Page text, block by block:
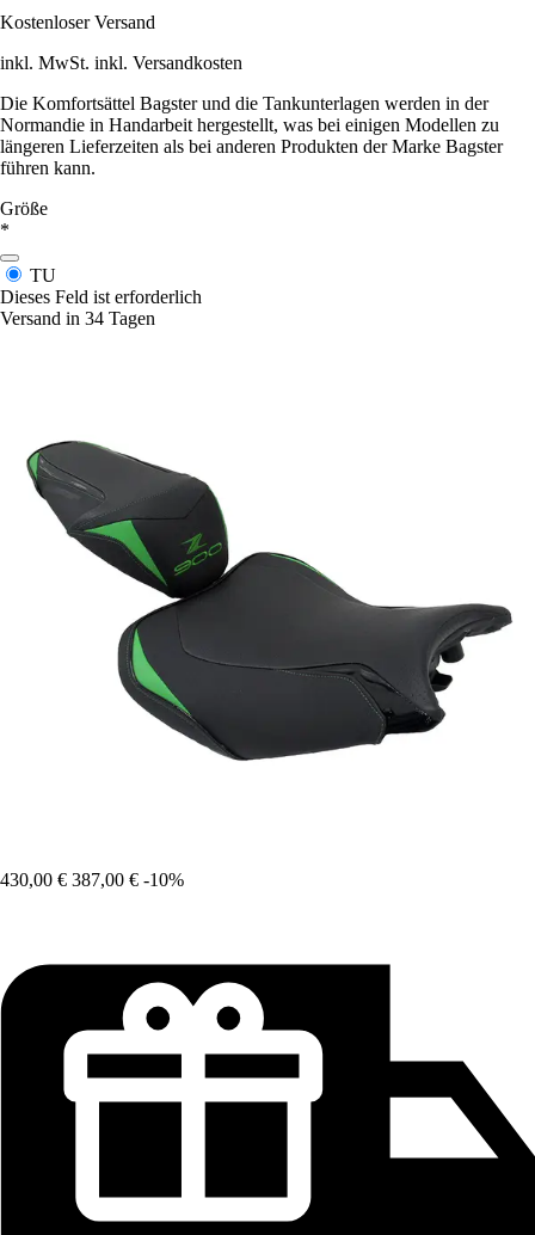
Kostenloser Versand
inkl. MwSt. inkl. Versandkosten
Die Komfortsättel Bagster und die Tankunterlagen werden in der
Normandie in Handarbeit hergestellt, was bei einigen Modellen zu
längeren Lieferzeiten als bei anderen Produkten der Marke Bagster
führen kann.
Größe
*
TU
Dieses Feld ist erforderlich
Versand in 34 Tagen
430,00 € 387,00 € -10%